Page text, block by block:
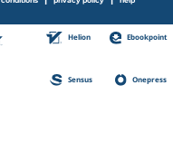
Helion Ebookpoint
Sensus Onepress